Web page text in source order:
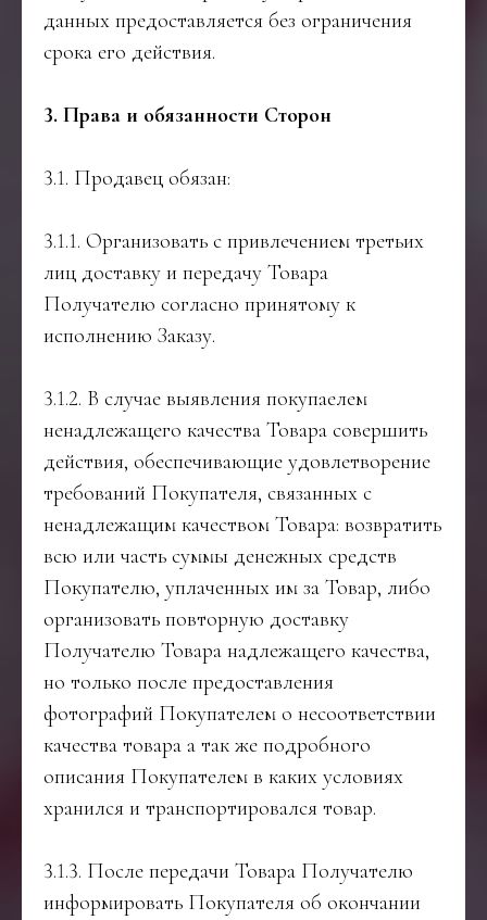
данных предоставляется без ограничения
срока его действия.
3. Права и обязанности Сторон
3.1. Продавец обязан:
3.1.1. Организовать с привлечением третьих
лиц доставку и передачу Товара
Получателю согласно принятому к
исполнению Заказу.
3.1.2. В случае выявления покупаелем
ненадлежащего качества Товара совершить
действия, обеспечивающие удовлетворение
требований Покупателя, связанных с
ненадлежащим качеством Товара: возвратить
всю или часть суммы денежных средств
Покупателю, уплаченных им за Товар, либо
организовать повторную доставку
Получателю Товара надлежащего качества,
но только после предоставления
фотографий Покупателем о несоответствии
качества товара а так же подробного
описания Покупателем в каких условиях
хранился и транспортировался товар.
3.1.3. После передачи Товара Получателю
информировать Покупателя об окончании